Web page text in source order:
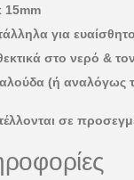
15mm
για
στο νερό &
(ή αναλόγως
σε